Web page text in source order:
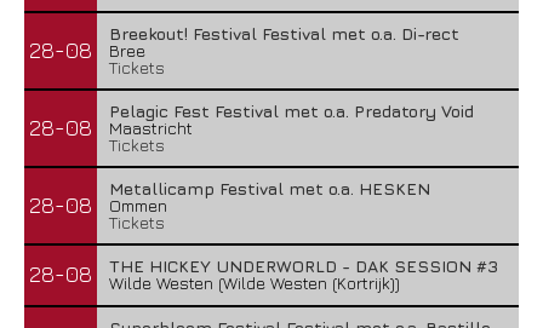
28-08
Breekout! Festival Festival met o.a. Di-rect
Bree
Tickets
28-08
Pelagic Fest Festival met o.a. Predatory Void
Maastricht
Tickets
28-08
Metallicamp Festival met o.a. HESKEN
Ommen
Tickets
28-08
THE HICKEY UNDERWORLD - DAK SESSION #3
Wilde Westen (Wilde Westen (Kortrijk))